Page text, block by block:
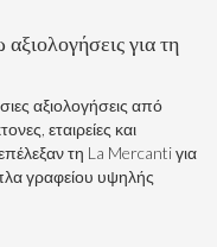
για τη
αξιολογήσεις από
εταιρείες και
τη La Mercanti για
γραφείου υψηλής